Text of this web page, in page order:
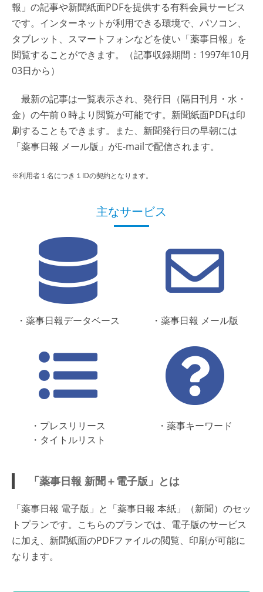
報」の記事や新聞紙面PDFを提供する有料会員サービス
です。インターネットが利用できる環境で、パソコン、
タブレット、スマートフォンなどを使い「薬事日報」を
閲覧することができます。（記事収録期間：1997年10月
03日から）
最新の記事は一覧表示され、発行日（隔日刊月・水・
金）の午前０時より閲覧が可能です。新聞紙面PDFは印
刷することもできます。また、新聞発行日の早朝には
「薬事日報 メール版」がE-mailで配信されます。
※利用者１名につき１IDの契約となります。
主なサービス
・薬事日報データベース ・薬事日報 メール版
・プレスリリース
・タイトルリスト
・薬事キーワード
「薬事日報 新聞＋電子版」とは
「薬事日報 電子版」と「薬事日報 本紙」（新聞）のセッ
トプランです。こちらのプランでは、電子版のサービス
に加え、新聞紙面のPDFファイルの閲覧、印刷が可能に
なります。